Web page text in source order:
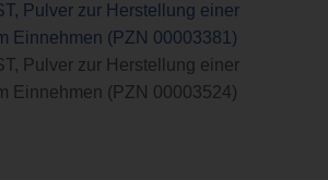
Pulver zur Herstellung einer
Einnehmen (PZN 00003381)
Pulver zur Herstellung einer
Einnehmen (PZN 00003524)